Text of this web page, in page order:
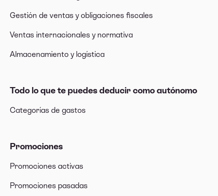
Gestión de ventas y obligaciones fiscales
Ventas internacionales y normativa
Almacenamiento y logística
Todo lo que te puedes deducir como autónomo
Categorías de gastos
Promociones
Promociones activas
Promociones pasadas